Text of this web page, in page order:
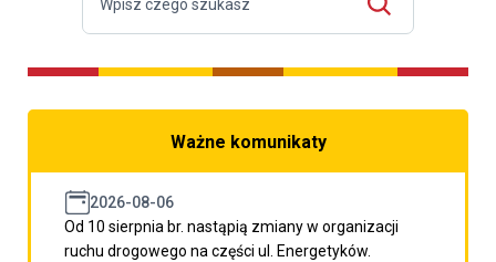
Ważne komunikaty
2026-08-06
Od 10 sierpnia br. nastąpią zmiany w organizacji
ruchu drogowego na części ul. Energetyków.